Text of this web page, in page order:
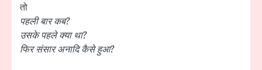
तो
पहली बार कब?
उसके पहले क्या था?
फिर संसार अनादि कैसे हुआ?